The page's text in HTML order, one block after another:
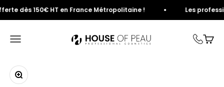
Passer au contenu
dès 150€ HT en France Métropolitaine ! Les
Ouvrir la navigationHouse of Peau Voir
Zoomer sur l'image